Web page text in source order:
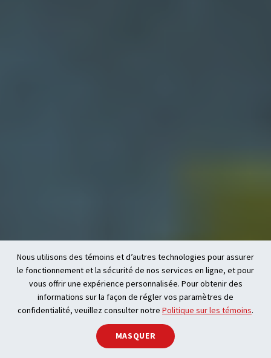
Aller à la section
Nous utilisons des témoins et d’autres technologies pour assurer
le fonctionnement et la sécurité de nos services en ligne, et pour
vous offrir une expérience personnalisée. Pour obtenir des
informations sur la façon de régler vos paramètres de
confidentialité, veuillez consulter notre Politique sur les témoins.
MASQUER